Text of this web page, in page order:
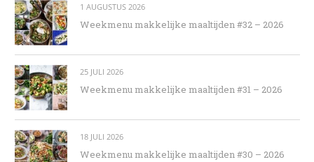
1 AUGUSTUS 2026
Weekmenu makkelijke maaltijden #32 – 2026
25 JULI 2026
Weekmenu makkelijke maaltijden #31 – 2026
18 JULI 2026
Weekmenu makkelijke maaltijden #30 – 2026